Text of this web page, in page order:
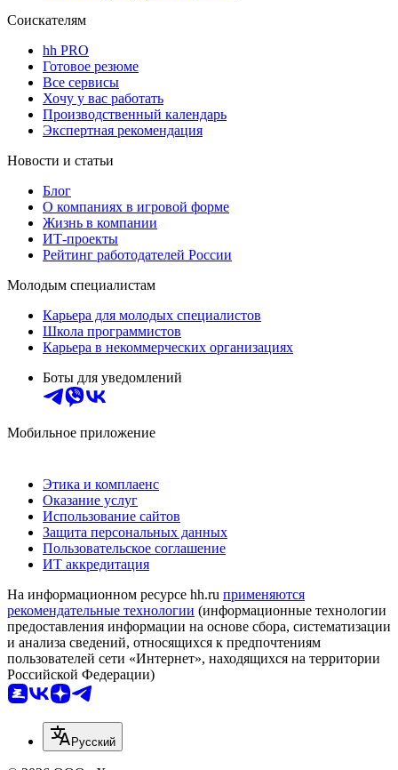
Соискателям
hh PRO
Готовое резюме
Все сервисы
Хочу у вас работать
Производственный календарь
Экспертная рекомендация
Новости и статьи
Блог
О компаниях в игровой форме
Жизнь в компании
ИТ-проекты
Рейтинг работодателей России
Молодым специалистам
Карьера для молодых специалистов
Школа программистов
Карьера в некоммерческих организациях
Боты для уведомлений
Мобильное приложение
Этика и комплаенс
Оказание услуг
Использование сайтов
Защита персональных данных
Пользовательское соглашение
ИТ аккредитация
На информационном ресурсе hh.ru применяются
рекомендательные технологии (информационные технологии
предоставления информации на основе сбора, систематизации
и анализа сведений, относящихся к предпочтениям
пользователей сети «Интернет», находящихся на территории
Российской Федерации)
Русский